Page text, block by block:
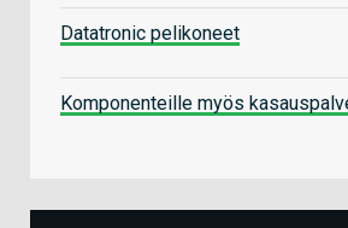
Datatronic pelikoneet
Komponenteille myös